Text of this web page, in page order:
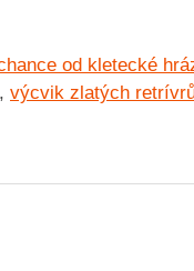
od kletecké
, výcvik zlatých